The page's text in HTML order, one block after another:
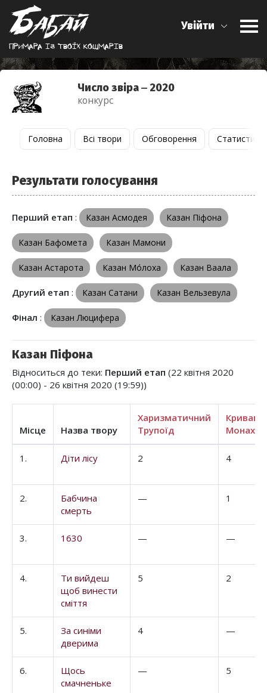
Примара iз твоїх кошмарiв
Увійти
Число звіра ‒ 2020
конкурс
Головна Всі твори Обговорення Статистика
Результати голосування
Перший етап : Казан Асмодея Казан Піфона
Казан Бафомета Казан Мамони
Казан Астарота Казан Мо́лоха Казан Ваала
Другий етап : Казан Сатани Казан Вельзевула
Фінал : Казан Люцифера
Казан Піфона
Відноситься до теки: Перший етап (22 квітня 2020
(00:00) - 26 квітня 2020 (19:59))
Місце Назва твору
Харизматичний
Трупоїд
Монах
1. Діти лісу 2 4
2.
Бабчина
смерть
— 1
3. 1630 — —
4.
Ти вийдеш
щоб винести
сміття
5 2
5.
За синіми
дверима
4 —
6.
Щось
смачненьке
— 5